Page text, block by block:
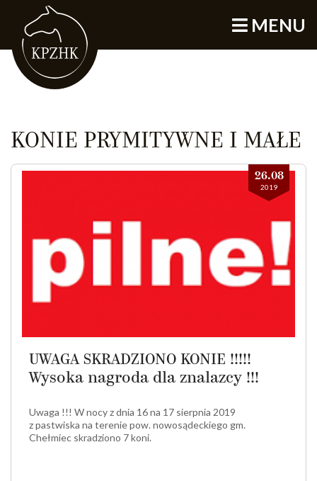
MENU
KONIE PRYMITYWNE I MAŁE
26.08
2019
UWAGA SKRADZIONO KONIE !!!!!
Wysoka nagroda dla znalazcy !!!
Uwaga !!! W nocy z dnia 16 na 17 sierpnia 2019
z pastwiska na terenie pow. nowosądeckiego gm.
Chełmiec skradziono 7 koni.